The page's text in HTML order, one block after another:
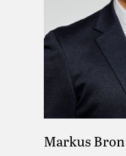
Markus Bron